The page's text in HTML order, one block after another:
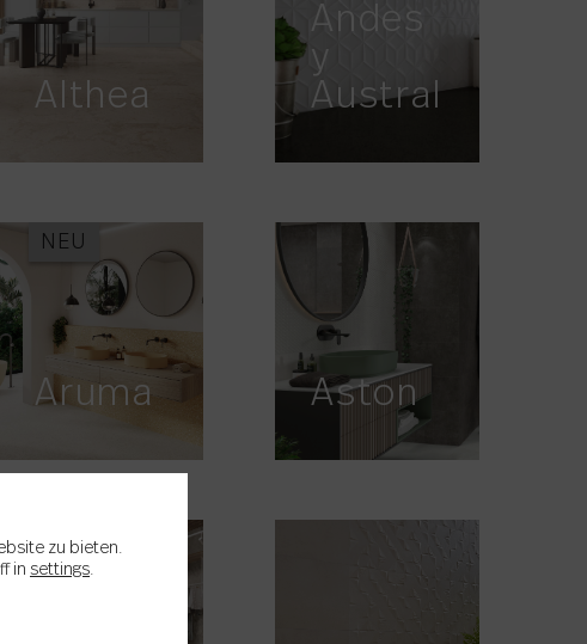
Althea
Andes
y
Austral
Aruma
NEU
Aston
zu bieten.
in settings.